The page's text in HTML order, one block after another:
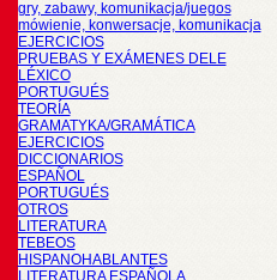
gry, zabawy, komunikacja/juegos
mówienie, konwersacje, komunikacja
EJERCICIOS
PRUEBAS Y EXÁMENES DELE
LÉXICO
PORTUGUÉS
TEORÍA
GRAMATYKA/GRAMÁTICA
EJERCICIOS
DICCIONARIOS
ESPAÑOL
PORTUGUÉS
OTROS
LITERATURA
TEBEOS
HISPANOHABLANTES
LITERATURA ESPAÑOLA